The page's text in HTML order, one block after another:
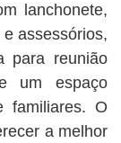
lanchonete,
assessórios,
para reunião
um espaço
familiares. O
a melhor